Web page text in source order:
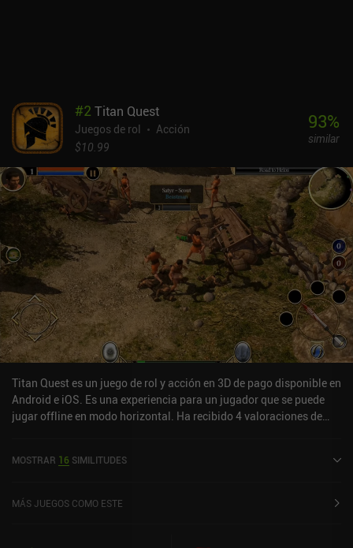
con un único iAP de 5,49 $ para desbloquear el resto del contenido.
El precio es más que justo para un juego tan bien hecho, y si aún
no lo has jugado, dale una oportunidad.
#2 Titan Quest
Juegos de rol
Acción
$10.99
93%
similar
Titan Quest es un juego de rol y acción en 3D de pago disponible en
Android e iOS. Es una experiencia para un jugador que se puede
jugar offline en modo horizontal. Ha recibido 4 valoraciones de
Google Play y de 4,4 sobre 5,0 en la App Store de iOS.
MOSTRAR 16 SIMILITUDES
MÁS JUEGOS COMO ESTE